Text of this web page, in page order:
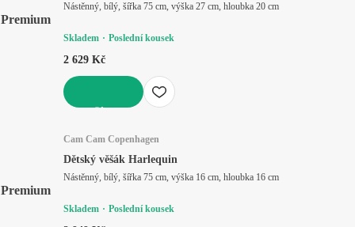
Premium
Nástěnný, bílý, šířka 75 cm, výška 27 cm, hloubka 20 cm
Skladem Poslední kousek
2 629 Kč
Premium
Cam Cam Copenhagen
Dětský věšák Harlequin
Nástěnný, bílý, šířka 75 cm, výška 16 cm, hloubka 16 cm
Skladem Poslední kousek